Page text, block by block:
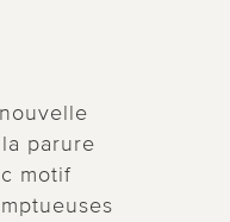
parure
motif